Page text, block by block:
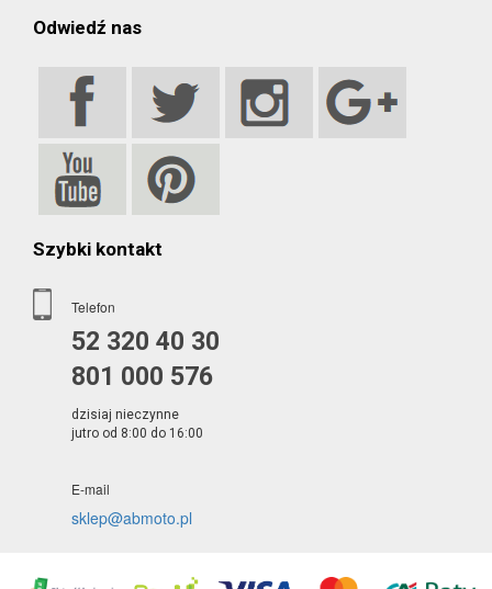
Odwiedź nas
Szybki kontakt
Telefon
52 320 40 30
801 000 576
dzisiaj nieczynne
jutro od 8:00 do 16:00
E-mail
sklep@abmoto.pl